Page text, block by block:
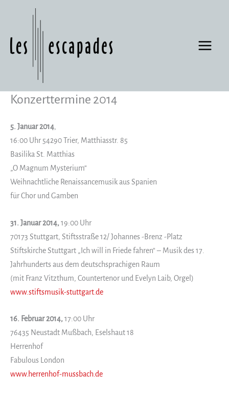
Konzerttermine 2014
5. Januar 2014
16:00 Uhr 54290 Trier, Matthiasstr. 85
Basilika St. Matthias
„O Magnum Mysterium“
Weihnachtliche Renaissancemusik aus Spanien
für Chor und Gamben
31. Januar 2014, 19:00 Uhr
70173 Stuttgart, Stiftsstraße 12/ Johannes -Brenz -Platz
Stiftskirche Stuttgart „Ich will in Friede fahren“ – Musik des 17.
Jahrhunderts aus dem deutschsprachigen Raum
(mit Franz Vitzthum, Countertenor und Evelyn Laib, Orgel)
www.stiftsmusik-stuttgart.de
16. Februar 2014, 17:00 Uhr
76435 Neustadt Mußbach, Eselshaut 18
Herrenhof
Fabulous London
www.herrenhof-mussbach.de